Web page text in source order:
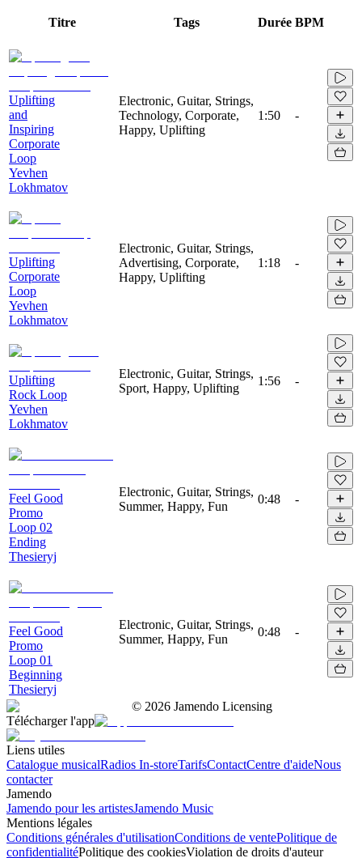
Titre Tags Durée BPM
Uplifting
and
Inspiring
Corporate
Loop
Yevhen
Lokhmatov
Electronic, Guitar, Strings,
Technology, Corporate,
Happy, Uplifting
1:50 -
Uplifting
Corporate
Loop
Yevhen
Lokhmatov
Electronic, Guitar, Strings,
Advertising, Corporate,
Happy, Uplifting
1:18 -
Uplifting
Rock Loop
Yevhen
Lokhmatov
Electronic, Guitar, Strings,
Sport, Happy, Uplifting
1:56 -
Feel Good
Promo
Loop 02
Ending
Thesieryj
Electronic, Guitar, Strings,
Summer, Happy, Fun
0:48 -
Feel Good
Promo
Loop 01
Beginning
Thesieryj
Electronic, Guitar, Strings,
Summer, Happy, Fun
0:48 -
© 2026 Jamendo Licensing
Télécharger l'app
Liens utiles
Catalogue musicalRadios In-storeTarifsContactCentre d'aideNous
contacter
Jamendo
Jamendo pour les artistesJamendo Music
Mentions légales
Conditions générales d'utilisationConditions de ventePolitique de
confidentialitéPolitique des cookiesViolation de droits d'auteur